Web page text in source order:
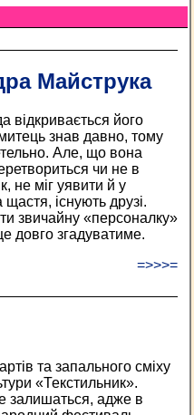
Майструка
відкривається його
знав давно, тому
Але, що вона
чи не в
не міг уявити й у
існують друзі.
звичайну «персоналку»
довго згадуватиме.
=>>>=
та запального сміху
«Текстильник».
залишаться, адже в